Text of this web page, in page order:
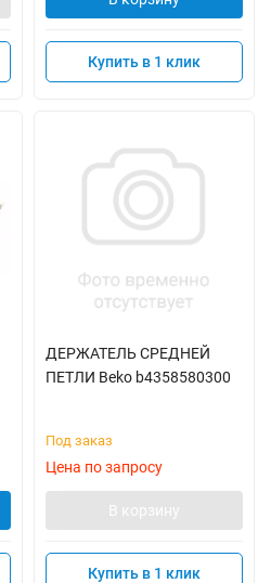
Купить в 1 клик
ДЕРЖАТЕЛЬ СРЕДНЕЙ
ПЕТЛИ Beko b4358580300
Под заказ
Цена по запросу
В корзину
Купить в 1 клик